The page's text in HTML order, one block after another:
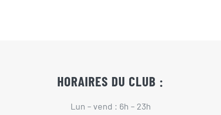
Pré-inscription/boutique
HORAIRES DU CLUB :
Lun – vend : 6h – 23h